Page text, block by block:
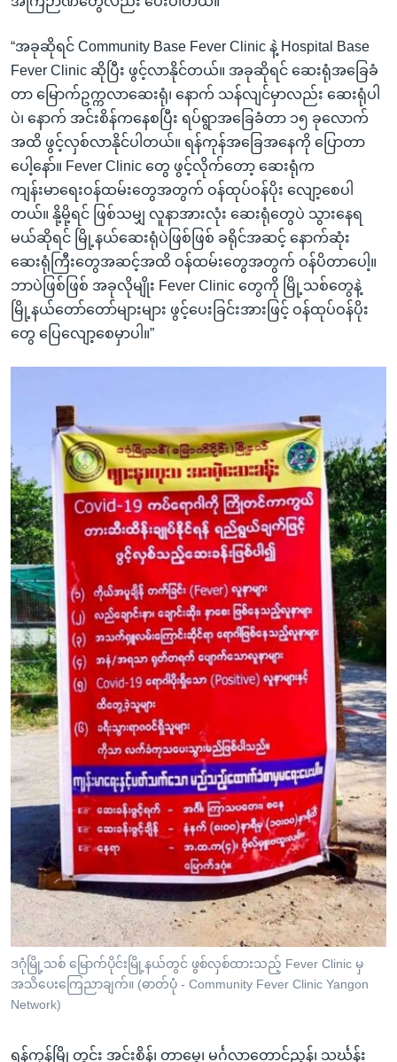
“အခုဆိုရင် Community Base Fever Clinic နဲ့ Hospital Base
Fever Clinic ဆိုပြီး ဖွင့်လာနိုင်တယ်။ အခုဆိုရင် ဆေးရုံအခြေခံ
တာ မြောက်ဥက္ကလာဆေးရုံ၊ နောက် သန်လျင်မှာလည်း ဆေးရုံပါ
ပဲ၊ နောက် အင်းစိန်ကနေစပြီး ရပ်ရွာအခြေခံတာ ၁၅ ခုလောက်
အထိ ဖွင့်လှစ်လာနိုင်ပါတယ်။ ရန်ကုန်အခြေအနေကို ပြောတာ
ပေါ့နော်။ Fever Clinic တွေ ဖွင့်လိုက်တော့ ဆေးရုံက
ကျန်းမာရေးဝန်ထမ်းတွေအတွက် ဝန်ထုပ်ဝန်ပိုး လျော့စေပါ
တယ်။ နို့မို့ရင် ဖြစ်သမျှ လူနာအားလုံး ဆေးရုံတွေပဲ သွားနေရ
မယ်ဆိုရင် မြို့နယ်ဆေးရုံပဲဖြစ်ဖြစ် ခရိုင်အဆင့် နောက်ဆုံး
ဆေးရုံကြီးတွေအဆင့်အထိ ဝန်ထမ်းတွေအတွက် ဝန်ပိတာပေါ့။
ဘာပဲဖြစ်ဖြစ် အခုလိုမျိုး Fever Clinic တွေကို မြို့သစ်တွေနဲ့
မြို့နယ်တော်တော်များများ ဖွင့်ပေးခြင်းအားဖြင့် ဝန်ထုပ်ဝန်ပိုး
တွေ ပြေလျော့စေမှာပါ။”
ဒဂုံမြို့သစ် မြောက်ပိုင်းမြို့နယ်တွင် ဖွစ်လှစ်ထားသည့် Fever Clinic မှ
အသိပေးကြေညာချက်။ (ဓာတ်ပုံ - Community Fever Clinic Yangon
Network)
ရန်ကုန်မြို့တွင်း အင်းစိန်၊ တာမွေ၊ မင်္ဂလာတောင်ညွန့်၊ သင်္ဃန်း